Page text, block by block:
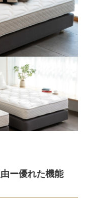
ー優れた機能